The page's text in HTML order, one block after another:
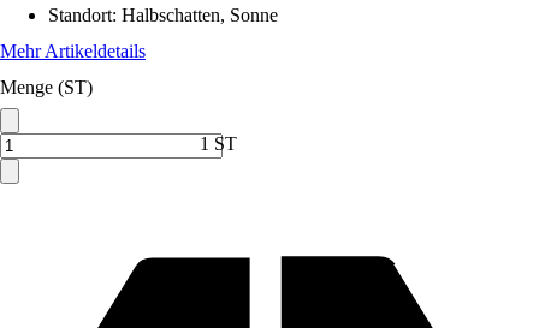
Standort: Halbschatten, Sonne
Mehr Artikeldetails
Menge (ST)
1 ST